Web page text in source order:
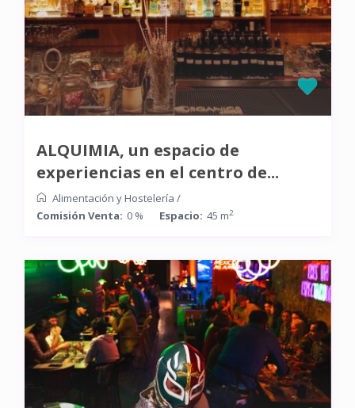
ALQUIMIA, un espacio de
experiencias en el centro de...
Alimentación y Hostelería /
Comisión Venta: 0 % Espacio: 45 m2